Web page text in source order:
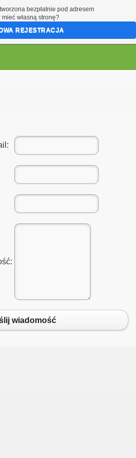
wiadomość
bezpłatnie pod adresem
mieć własną stronę?
REJESTRACJA